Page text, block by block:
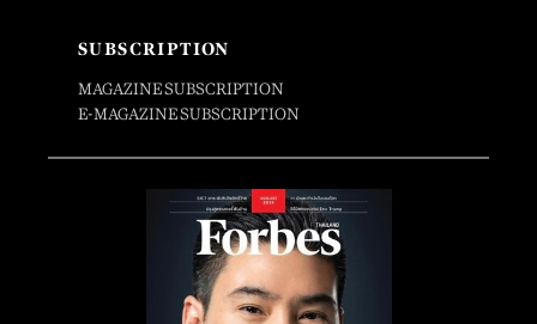
SUBSCRIPTION
MAGAZINE SUBSCRIPTION
E-MAGAZINE SUBSCRIPTION